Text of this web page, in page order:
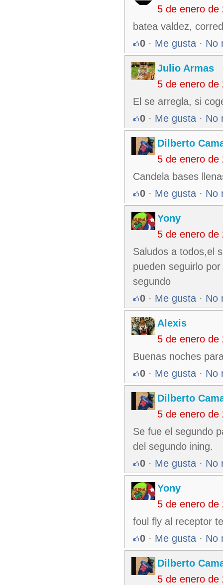
5 de enero de
batea valdez,
0 · Me gusta · No
Julio Armas
5 de enero de
El se arregla, si
0 · Me gusta · No
Dilberto
5 de enero de
Candela bases
0 · Me gusta · No
Yony
5 de enero de
Saludos a todos,el
pueden seguirlo
segundo
0 · Me gusta · No
Alexis
5 de enero de
Buenas noches
0 · Me gusta · No
Dilberto
5 de enero de
Se fue el segundo
del segundo ining.
0 · Me gusta · No
Yony
5 de enero de
foul fly al receptor
0 · Me gusta · No
Dilberto
5 de enero de